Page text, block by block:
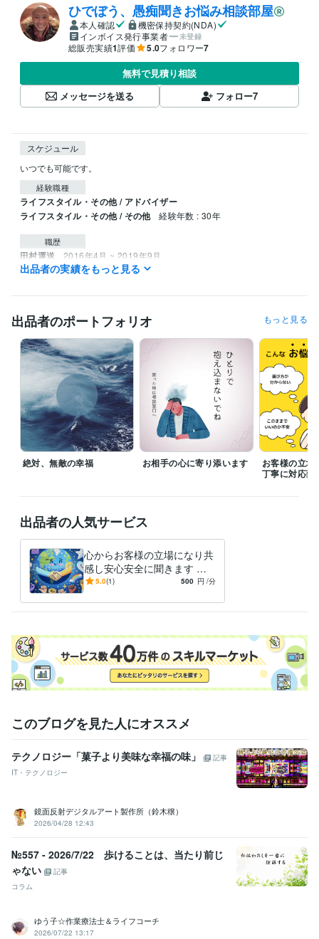
ひでぼう、愚痴聞きお悩み相談部屋
本人確認
機密保持契約(NDA)
インボイス発行事業者
未登録
総販売実績1評価 5.0フォロワー7
無料で見積り相談
メッセージを送る
フォロー7
スケジュール
いつでも可能です。
経験職種
ライフスタイル・その他 / アドバイザー
ライフスタイル・その他 / その他
経験年数 : 30年
職歴
田村運送 2016年4月 ~ 2019年9月
普通自動車第一種運転免許 取得年 : 1993年
得意分野
悩み相談・カウンセリング
学歴
鷹巣高等学校 1991年3月 ~ 1994年2月
出品者の実績をもっと見る
出品者のポートフォリオ もっと見る
絶対、無敵の幸福 お相手の心に寄り添います
お客様の立場
丁寧に対応致
出品者の人気サービス
心からお客様の立場になり共
感し安心安全に聞きます 誰
にも話せない内容でも最後ま
るく
5.0(1) 500 円 /分
このブログを見た人にオススメ
テクノロジー「菓子より美味な幸福の味」
記事
IT・テクノロジー
鏡面反射デジタルアート製作所（鈴木穣）
2026/04/28 12:43
№557 - 2026/7/22 歩けることは、当たり前じ
ゃない
記事
コラム
ゆう子☆作業療法士＆ライフコーチ
2026/07/22 13:17